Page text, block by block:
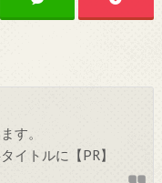
す。
イトルに【PR】